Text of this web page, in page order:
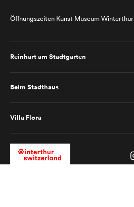
Öffnungszeiten Kunst Museum Winterthur
Reinhart am Stadtgarten
Beim Stadthaus
Villa Flora